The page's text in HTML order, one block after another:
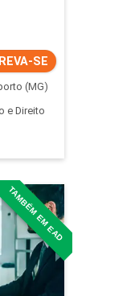
SE
(MG)
e Direito
TAMBÉM EM EAD
Humanos